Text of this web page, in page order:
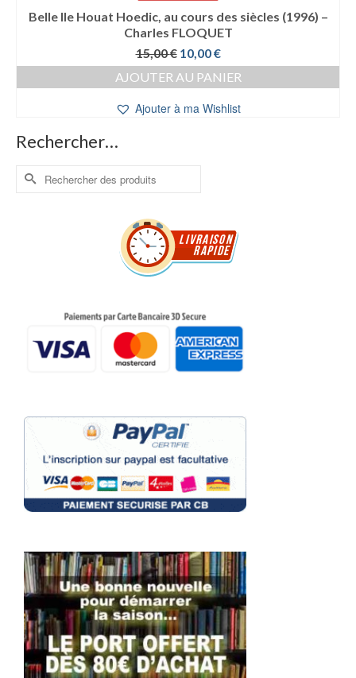
Belle Ile Houat Hoedic, au cours des siècles (1996) –
Charles FLOQUET
15,00€ Le
prix
initial
15,00 €.
10,00€Le
prix
actuel
10,00 €.
AJOUTER AU PANIER
Ajouter à ma Wishlist
Rechercher…
Rechercher :